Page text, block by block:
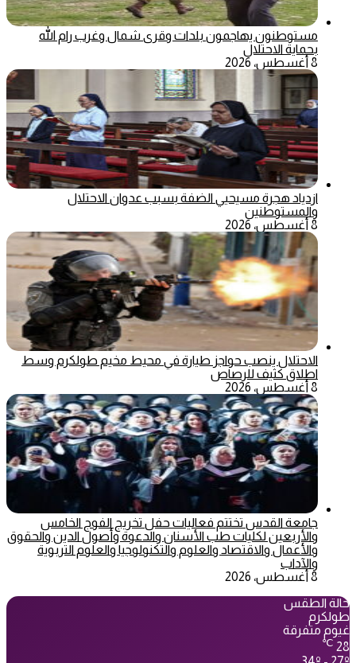
مستوطنون يهاجمون بلدات وقرى شمال وغرب رام الله
بحماية الاحتلال
8 أغسطس، 2026
ازدياد هجرة مسيحيي الضفة بسبب عدوان الاحتلال
والمستوطنين
8 أغسطس، 2026
الاحتلال ينصب حواجز طيارة في محيط مخيم طولكرم وسط
اطلاق كثيف للرصاص
8 أغسطس، 2026
جامعة القدس تختتم فعاليات حفل تخريج الفوج الخامس
والأربعين لكليات طب الأسنان والدعوة وأصول الدين والحقوق
والأعمال والاقتصاد والعلوم والتكنولوجيا والعلوم التربوية
والآداب
8 أغسطس، 2026
حالة الطقس
طولكرم
غيوم متفرقة
28
℃